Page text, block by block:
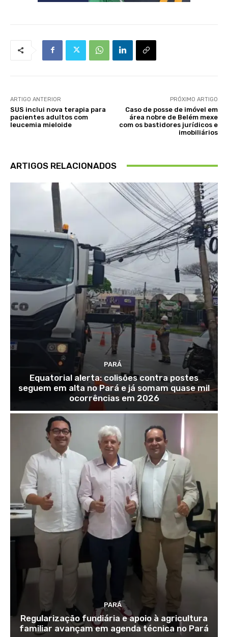
ARTIGO ANTERIOR
SUS inclui nova terapia para
pacientes adultos com
leucemia mieloide
PRÓXIMO ARTIGO
Caso de posse de imóvel em
área nobre de Belém mexe
com os bastidores jurídicos e
imobiliários
ARTIGOS RELACIONADOS
PARÁ
Equatorial alerta: colisões contra postes
seguem em alta no Pará e já somam quase mil
ocorrências em 2026
PARÁ
Regularização fundiária e apoio à agricultura
familiar avançam em agenda técnica no Pará